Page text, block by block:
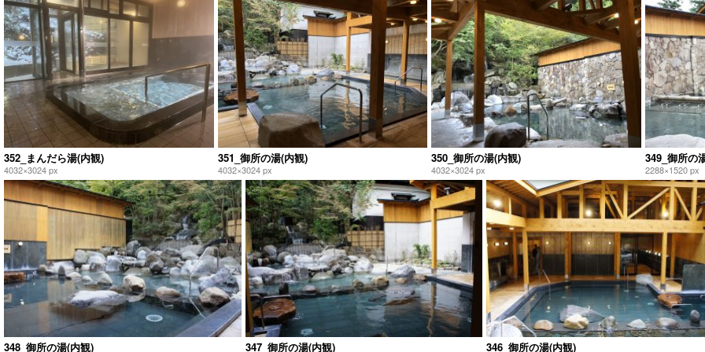
352_まんだら湯(内観)
4032×3024 px
351_御所の湯(内観)
4032×3024 px
350_御所の湯(内観)
4032×3024 px
349_御所の
2288×1520 px
348_御所の湯(内観) 347_御所の湯(内観) 346_御所の湯(内観)